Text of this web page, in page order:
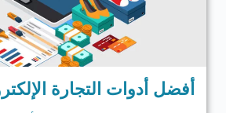
أفضل أدوات التجارة